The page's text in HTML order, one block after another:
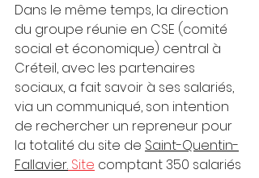
Dans le même temps, la direction
du groupe réunie en CSE (comité
social et économique) central à
Créteil, avec les partenaires
sociaux, a fait savoir à ses salariés,
via un communiqué, son intention
de rechercher un repreneur pour
la totalité du site de Saint-Quentin-
Fallavier. Site comptant 350 salariés